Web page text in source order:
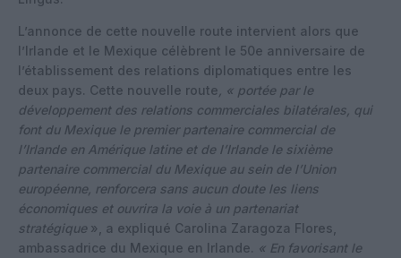
L’annonce de cette nouvelle route intervient alors que
l’Irlande et le Mexique célèbrent le 50e anniversaire de
l’établissement des relations diplomatiques entre les
deux pays. Cette nouvelle route , « portée par le
développement des relations commerciales bilatérales, qui
font du Mexique le premier partenaire commercial de
l’Irlande en Amérique latine et de l’Irlande le sixième
partenaire commercial du Mexique au sein de l’Union
européenne, renforcera sans aucun doute les liens
économiques et ouvrira la voie à un partenariat
stratégique », a expliqué Carolina Zaragoza Flores,
ambassadrice du Mexique en Irlande. « En favorisant le